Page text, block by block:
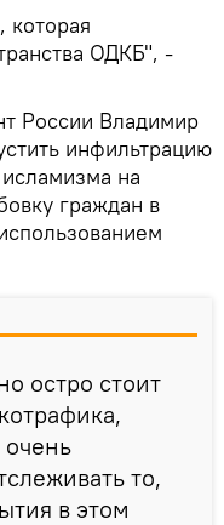
которая
ОДКБ", -
России Владимир
инфильтрацию
на
граждан в
остро стоит
то,
в этом